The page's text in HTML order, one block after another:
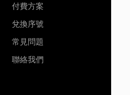
付費方案
兌換序號
常見問題
聯絡我們